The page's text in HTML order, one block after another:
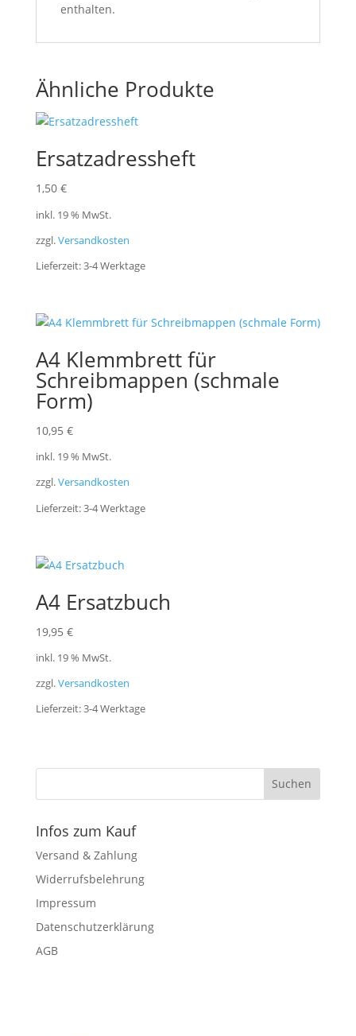
enthalten.
Ähnliche Produkte
Ersatzadressheft
1,50 €
inkl. 19 % MwSt.
zzgl.Versandkosten
Lieferzeit:3-4 Werktage
A4 Klemmbrett für
Schreibmappen (schmale
Form)
10,95 €
inkl. 19 % MwSt.
zzgl.Versandkosten
Lieferzeit:3-4 Werktage
A4 Ersatzbuch
19,95 €
inkl. 19 % MwSt.
zzgl.Versandkosten
Lieferzeit:3-4 Werktage
Infos zum Kauf
Versand & Zahlung
Widerrufsbelehrung
Impressum
Datenschutzerklärung
AGB